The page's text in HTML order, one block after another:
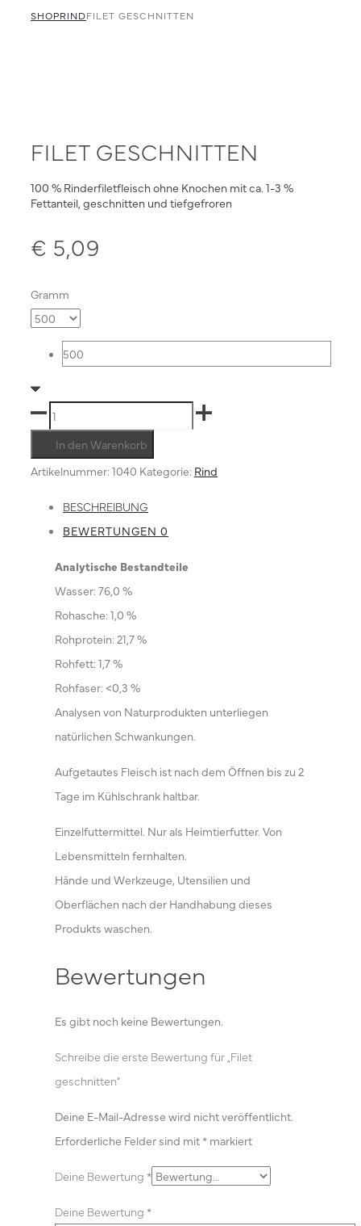
faschiert
SHOPRINDFILET GESCHNITTEN
FILET GESCHNITTEN
100 % Rinderfiletfleisch ohne Knochen mit ca. 1-3 %
Fettanteil, geschnitten und tiefgefroren
€ 5,09
Gramm
500
Filet
geschnitten
Menge
In den Warenkorb
Artikelnummer: 1040 Kategorie: Rind
BESCHREIBUNG
BEWERTUNGEN 0
Analytische Bestandteile
Wasser: 76,0 %
Rohasche: 1,0 %
Rohprotein: 21,7 %
Rohfett: 1,7 %
Rohfaser: <0,3 %
Analysen von Naturprodukten unterliegen
natürlichen Schwankungen.
Aufgetautes Fleisch ist nach dem Öffnen bis zu 2
Tage im Kühlschrank haltbar.
Einzelfuttermittel. Nur als Heimtierfutter. Von
Lebensmitteln fernhalten.
Hände und Werkzeuge, Utensilien und
Oberflächen nach der Handhabung dieses
Produkts waschen.
Bewertungen
Es gibt noch keine Bewertungen.
Schreibe die erste Bewertung für „Filet
geschnitten“
Deine E-Mail-Adresse wird nicht veröffentlicht.
Erforderliche Felder sind mit * markiert
Deine Bewertung *
Deine Bewertung *